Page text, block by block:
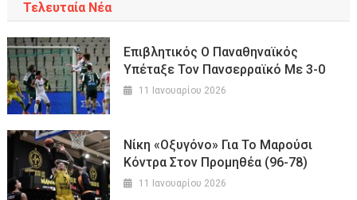
Τελευταία Νέα
Επιβλητικός Ο Παναθηναϊκός
Υπέταξε Τον Πανσερραϊκό Με 3-0
11 Ιανουαρίου 2026
Νίκη «οξυγόνο» Για Το Μαρούσι
Κόντρα Στον Προμηθέα (96-78)
11 Ιανουαρίου 2026